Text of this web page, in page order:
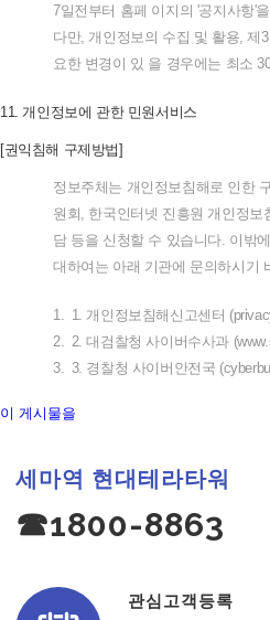
7일전부터 홈페 이지의 '공지사항'을
다만, 개인정보의 수집 및 활용 ,제 3
요한 변경이 있 을 경우에는 최소
11. 개인정보에 관한 민원서비스
[권익침해 구제방법]
정보주체는 개인정보침해로 인한
원회 한국인터넷 진흥원 개인정보
담 등을 신청할 수 있습니다 이밖에
대하여는 아래 기관에 문의하시기
1. 1. 개인정보침해신고센터
2.
2.대검찰청 사이버수사과
3.
3. 경찰청 사이버안전국
이 게시물을
세마역 현대테라타워
☎1800-8863
관심고객등록